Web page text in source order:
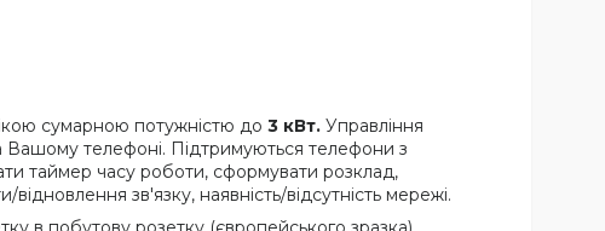
сумарною потужністю до 3 кВт. Управління
Вашому телефоні. Підтримуються телефони з
таймер часу роботи, сформувати розклад,
зв'язку, наявність/відсутність мережі.